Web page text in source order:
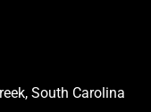
South Carolina